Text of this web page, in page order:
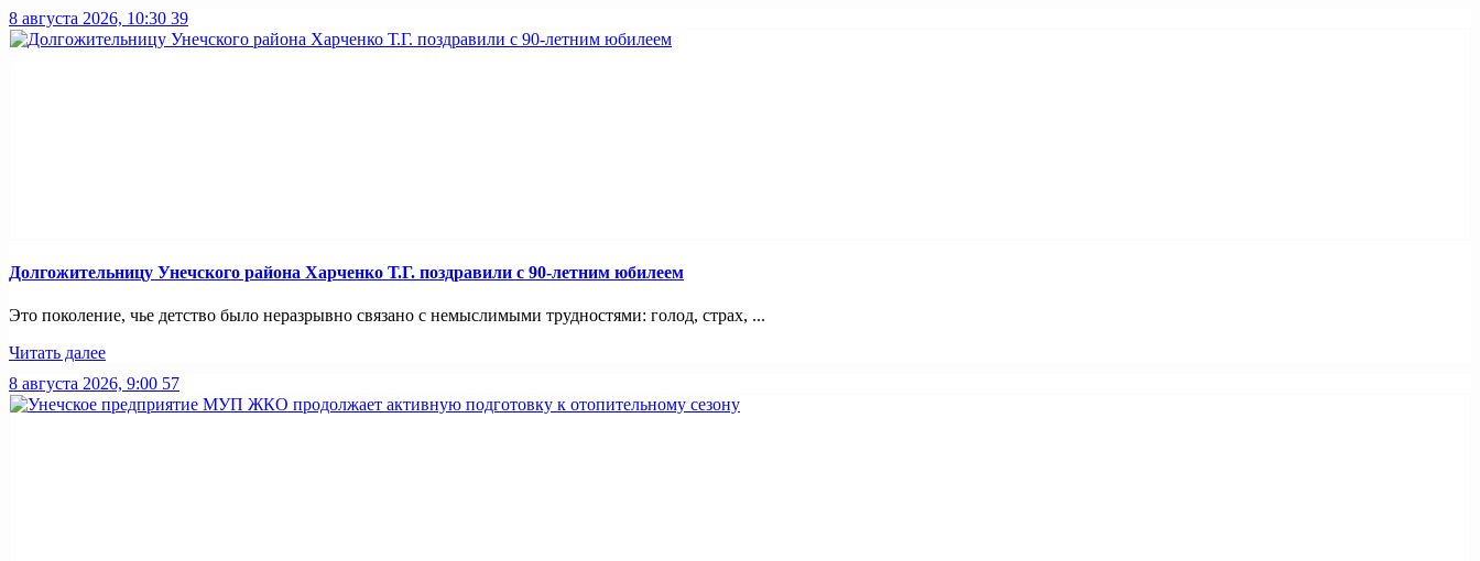
8 августа 2026, 10:30 39
Долгожительницу Унечского района Харченко Т.Г. поздравили с 90-летним юбилеем
Это поколение, чье детство было неразрывно связано с немыслимыми трудностями: голод, страх, ...
Читать далее
8 августа 2026, 9:00 57